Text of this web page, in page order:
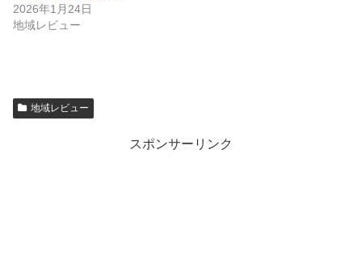
2026年1月24日
地域レビュー
地域レビュー
スポンサーリンク